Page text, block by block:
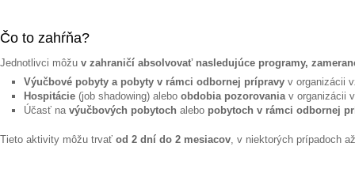
Čo to zahŕňa?
Jednotlivci môžu v zahraničí absolvovať nasledujúce programy,
Výučbové pobyty a pobyty v rámci odbornej prípravy v organizácii
Hospitácie (job shadowing) alebo obdobia pozorovaniav organizácii
Účasť na výučbových pobytoch alebo pobytoch v rámci odbornej
Tieto aktivity môžu trvať od 2 dní do 2 mesiacov, v niektorých prípadoch